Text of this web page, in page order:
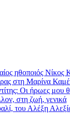
ηθοποιός Νίκος
στη Μαρίνα
Οι ήρωες μου
στη ζωή, γενικά
του Αλέξη